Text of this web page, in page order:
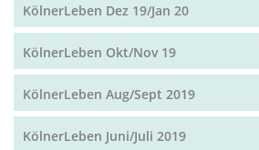
KölnerLeben Dez 19/Jan 20
KölnerLeben Okt/Nov 19
KölnerLeben Aug/Sept 2019
KölnerLeben Juni/Juli 2019